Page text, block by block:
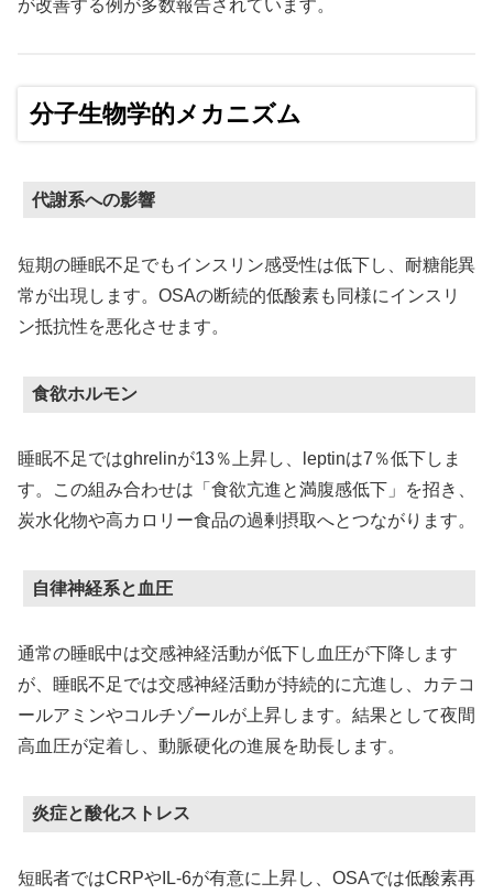
が改善する例が多数報告されています。
分子生物学的メカニズム
代謝系への影響
短期の睡眠不足でもインスリン感受性は低下し、耐糖能異
常が出現します。OSAの断続的低酸素も同様にインスリ
ン抵抗性を悪化させます。
食欲ホルモン
睡眠不足ではghrelinが13％上昇し、leptinは7％低下しま
す。この組み合わせは「食欲亢進と満腹感低下」を招き、
炭水化物や高カロリー食品の過剰摂取へとつながります。
自律神経系と血圧
通常の睡眠中は交感神経活動が低下し血圧が下降します
が、睡眠不足では交感神経活動が持続的に亢進し、カテコ
ールアミンやコルチゾールが上昇します。結果として夜間
高血圧が定着し、動脈硬化の進展を助長します。
炎症と酸化ストレス
短眠者ではCRPやIL-6が有意に上昇し、OSAでは低酸素再